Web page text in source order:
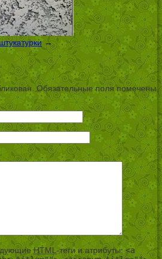
→
Обязательные поля помечены
HTML-теги и атрибуты:<a